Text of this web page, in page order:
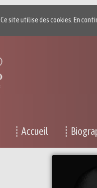
Ce site utilise des cookies. En
┊ Accueil ┊